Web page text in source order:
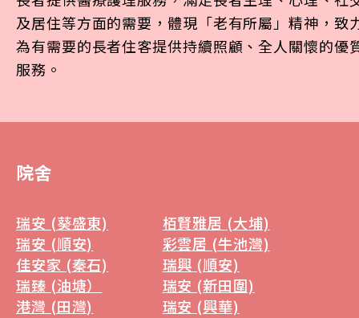
31-5-2024
致港灣安老院院長及全體工作人員：
現無限耐心、包容與關愛。
令品霞很快適應院舍生活，她還多次
祝大家身體健康，
工作順利
品霞家人上
及居住等方面的需要，體現「老有所屬」精神，致
為有需要的長者住客提供持續照顧、全人關懷的優
服務。
院舍
瑞安 (葵盛東)
栢賢雅居 (大埔)
瑞安 (順安)
彩雲居 (牛池灣)
佳安家 (秦石)
瑞興 (順安)
瑞臻 (油塘）
瑞安 (新田圍)
港灣 (田灣)
瑞安 (興華)